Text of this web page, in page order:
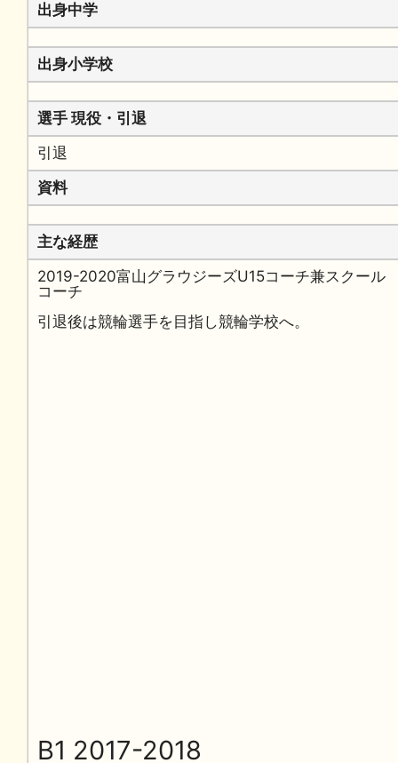
出身中学
出身小学校
選手 現役・引退
引退
資料
主な経歴
2019-2020富山グラウジーズU15コーチ兼スクール
コーチ
引退後は競輪選手を目指し競輪学校へ。
B1 2017-2018